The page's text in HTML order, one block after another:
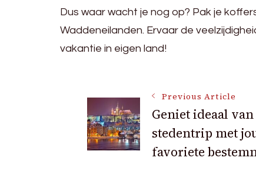
Dus waar wacht je nog op? Pak je
Waddeneilanden. Ervaar de
vakantie in eigen land!
Post
Navigation
Previous Article
Geniet ideaal van
stedentrip met
favoriete